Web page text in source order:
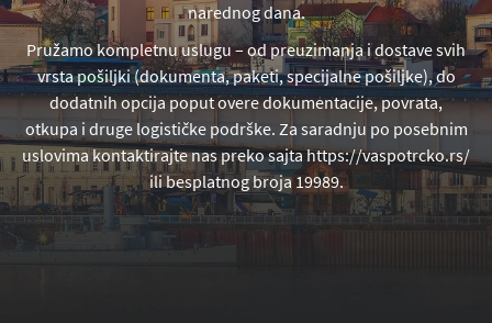
narednog dana.
Pružamo kompletnu uslugu – od preuzimanja i dostave svih
vrsta pošiljki (dokumenta, paketi, specijalne pošiljke), do
dodatnih opcija poput overe dokumentacije, povrata,
otkupa i druge logističke podrške. Za saradnju po posebnim
uslovima kontaktirajte nas preko sajta https://vaspotrcko.rs/
ili besplatnog broja 19989.